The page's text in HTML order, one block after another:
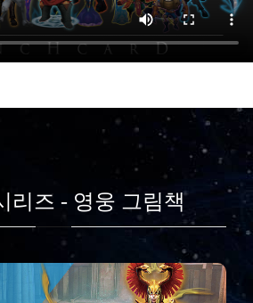
리즈 - 영웅 그림책